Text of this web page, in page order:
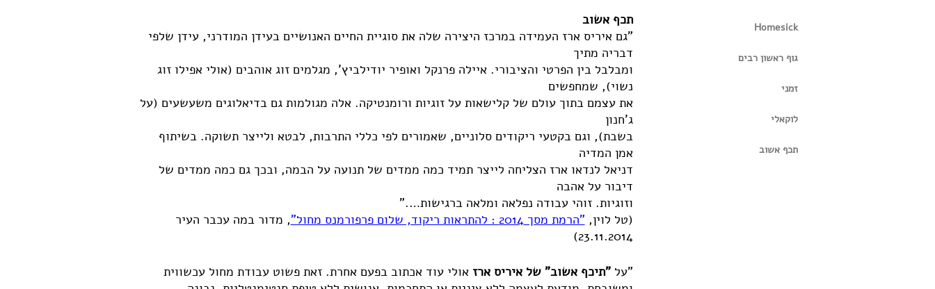
Homesick
גוף ראשון רבים
זמני
לוקאלי
תכף אשוב
תכף אשוב
"גם איריס ארז העמידה במרכז היצירה שלה את סוגיית החיים האנושיים בעידן המודרני, עידן שלפי
דבריה מתיך
ומבלבל בין הפרטי והציבורי. איילה פרנקל ואופיר יודילביץ', מגלמים זוג אוהבים (אולי אפילו זוג
נשוי), שמחפשים
את עצמם בתוך עולם של קלישאות על זוגיות ורומנטיקה. אלה מגולמות גם בדיאלוגים משעשעים (על
ג'חנון
בשבת), וגם בקטעי ריקודים סלוניים, שאמורים לפי כללי התרבות, לבטא ולייצר תשוקה. בשיתוף
אמן המדיה
דניאל לנדאו ארז הצליחה לייצר תמיד כמה ממדים של תנועה על הבמה, ובכך גם כמה ממדים של
דיבור על אהבה
וזוגיות. זוהי עבודה נפלאה ומלאה ברגישות…."
(טל לוין, "הרמת מסך 2014 : להתראות ריקוד, שלום פרפורמנס מחול"
, מדור במה עכבר העיר
23.11.2014)
"על"תיכף אשוב" של איריס ארז אולי עוד אכתוב בפעם אחרת. זאת פשוט עבודת מחול עכשווית